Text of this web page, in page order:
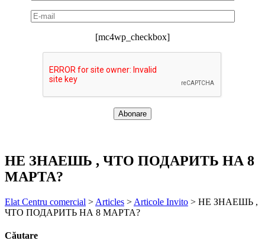
[mc4wp_checkbox]
НЕ ЗНАЕШЬ , ЧТО ПОДАРИТЬ НА 8
МАРТА?
Elat Centru comercial > Articles > Articole Invito > НЕ ЗНАЕШЬ ,
ЧТО ПОДАРИТЬ НА 8 МАРТА?
Căutare